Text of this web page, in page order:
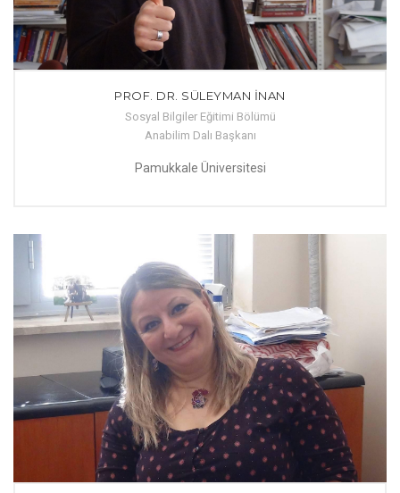
PROF. DR. SÜLEYMAN İNAN
Sosyal Bilgiler Eğitimi Bölümü
Anabilim Dalı Başkanı
Pamukkale Üniversitesi